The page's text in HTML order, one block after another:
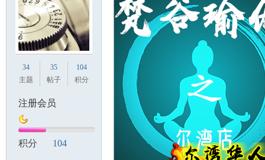
34
主题
35
帖子
104
积分
注册会员
积分 104